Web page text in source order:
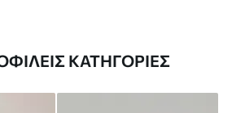
ΚΑΤΗΓΟΡΊΕΣ